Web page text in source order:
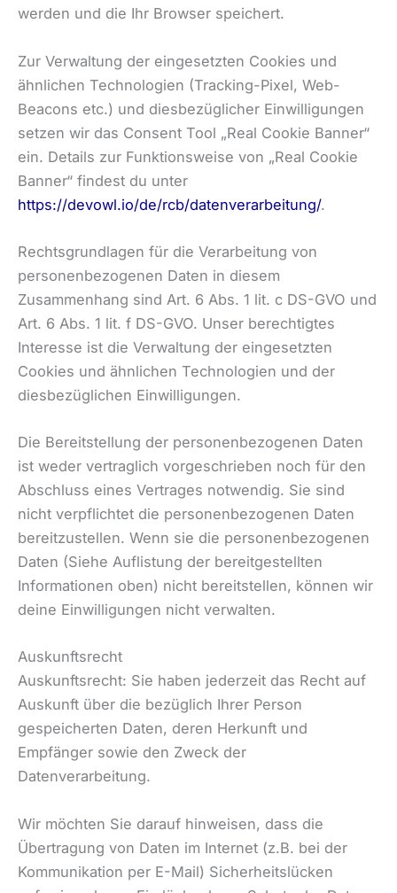
werden und die Ihr Browser speichert.
Zur Verwaltung der eingesetzten Cookies und
ähnlichen Technologien (Tracking-Pixel, Web-
Beacons etc.) und diesbezüglicher Einwilligungen
setzen wir das Consent Tool „Real Cookie Banner“
ein. Details zur Funktionsweise von „Real Cookie
Banner“ findest du unter
https://devowl.io/de/rcb/datenverarbeitung/.
Rechtsgrundlagen für die Verarbeitung von
personenbezogenen Daten in diesem
Zusammenhang sind Art. 6 Abs. 1 lit. c DS-GVO und
Art. 6 Abs. 1 lit. f DS-GVO. Unser berechtigtes
Interesse ist die Verwaltung der eingesetzten
Cookies und ähnlichen Technologien und der
diesbezüglichen Einwilligungen.
Die Bereitstellung der personenbezogenen Daten
ist weder vertraglich vorgeschrieben noch für den
Abschluss eines Vertrages notwendig. Sie sind
nicht verpflichtet die personenbezogenen Daten
bereitzustellen. Wenn sie die personenbezogenen
Daten (Siehe Auflistung der bereitgestellten
Informationen oben) nicht bereitstellen, können wir
deine Einwilligungen nicht verwalten.
Auskunftsrecht
Auskunftsrecht: Sie haben jederzeit das Recht auf
Auskunft über die bezüglich Ihrer Person
gespeicherten Daten, deren Herkunft und
Empfänger sowie den Zweck der
Datenverarbeitung.
Wir möchten Sie darauf hinweisen, dass die
Übertragung von Daten im Internet (z.B. bei der
Kommunikation per E-Mail) Sicherheitslücken